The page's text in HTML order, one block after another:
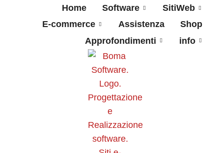
Home Software
SitiWeb
E-commerce
Assistenza
Shop
Approfondimenti
info